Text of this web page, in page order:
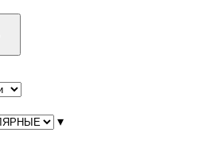
▾